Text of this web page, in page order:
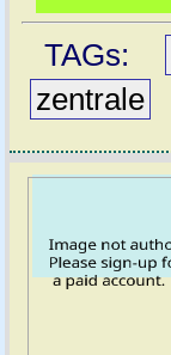
TAGs:
zentrale